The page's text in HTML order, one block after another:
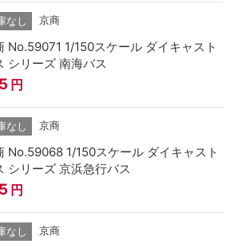
なし 京商
No.59071 1/150スケール ダイキャスト
シリーズ 南海バス
円
なし 京商
No.59068 1/150スケール ダイキャスト
シリーズ 京浜急行バス
円
なし 京商